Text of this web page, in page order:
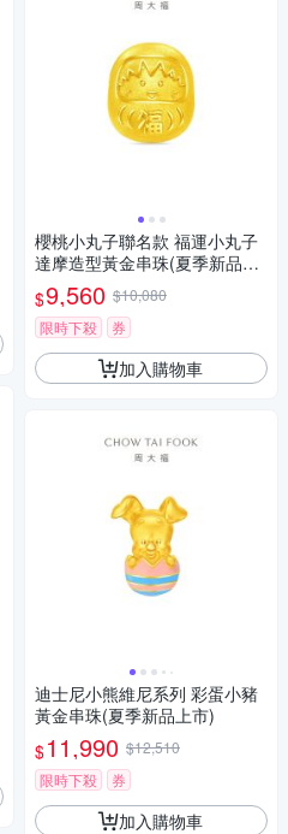
櫻桃小丸子聯名款 福運小丸子
達摩造型黃金串珠(夏季新品上
市/網路限定款)
$9,560 $10,080
限時下殺
券
加入購物車
迪士尼小熊維尼系列 彩蛋小豬
黃金串珠(夏季新品上市)
$11,990 $12,510
限時下殺
券
加入購物車